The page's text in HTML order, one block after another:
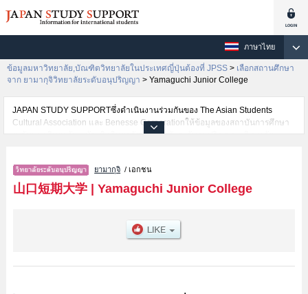
ภาษาไทย
ข้อมูลมหาวิทยาลัย,บัณฑิตวิทยาลัยในประเทศญี่ปุ่นต้องที่ JPSS > เลือกสถานศึกษา
จาก ยามากุจิวิทยาลัยระดับอนุปริญญา > Yamaguchi Junior College
JAPAN STUDY SUPPORTซึ่งดำเนินงานร่วมกันของ The Asian Students
Cultural Association และ Benesse Corporationให้ข้อมูลของสถาบันการศึกษา
ระดับมหาวิทยาลัย・บัณฑิตวิทยาลัย・วิทยาลัยระดับอนุปริญญา・วิทยาลัย
นักศึกษาต่างชาติเช่นข้อมูลของแต่ละคณะ,ข้อมูลการสอบคัดเลือกเข้าศึกษาเช่น
จำนวนคนที่รับสมัครหรือจำนวนคนที่ผ่านการสอบคัดเลือกเป็นต้น,แนะนำสถาน
ที่,การเดินทางเป็นต้นไว้ด้วยดังนั้นขอเชิญใช้บริการค้นหาข้อมูลตามอัธยาศัย
ยามากุจิ / เอกชน
山口短期大学| Yamaguchi Junior College